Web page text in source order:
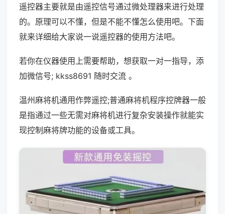
遥控器主要就是由遥控信号通过微处理器来进行处理
的。原理可以不懂，但是不能不懂怎么使用吧。下面
就来详细给大家说一说遥控器的使用方法吧。
若你在仪器使用上需要帮助，想获取一对一指导，添
加微信号; kkss8691 随时交流 。
温州麻将机通用作弊遥控;普通麻将机程序控牌器一般
是指通过一些无需对麻将机进行复杂安装操作就能实
现控制麻将牌功能的设备或工具。